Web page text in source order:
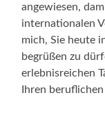
angewiesen,
internationalen
mich, Sie heute
begrüßen zu
erlebnisreichen
Ihren